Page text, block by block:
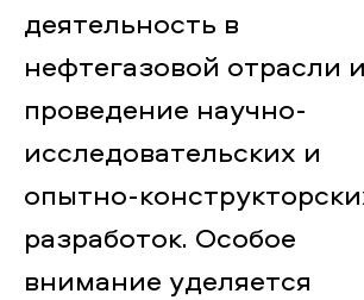
деятельность в
нефтегазовой отрасли и
проведение научно-
исследовательских и
опытно-
разработок. Особое
внимание уделяется